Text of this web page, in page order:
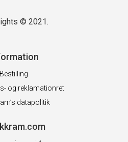
© 2021.
Bestilling
og reklamationret
datapolitik